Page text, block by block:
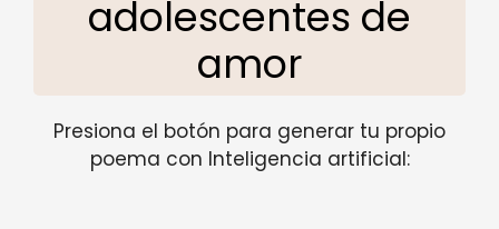
adolescentes de
amor
Presiona el botón para generar tu propio
poema con Inteligencia artificial: